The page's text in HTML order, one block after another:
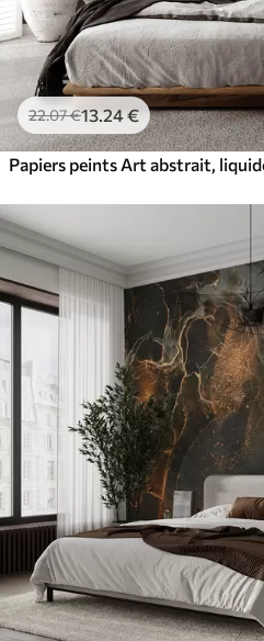
22.07€13.24€
Papiers peints Art abstrait,